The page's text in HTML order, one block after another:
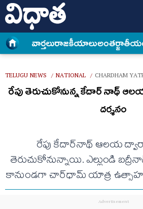
వార్త‌లురాజకీయాలు
TELUGU NEWS / NATIONAL / CHARDHAM
రేపు తెరుచుకోనున్న కేదార్ నాథ్
దర్శనం
రేపు కేదార్‌నాథ్ ఆలయ
తెరుచుకోనున్నాయి. ఎల్లుండి
కానుండగా చార్‌ధామ్ యాత్ర